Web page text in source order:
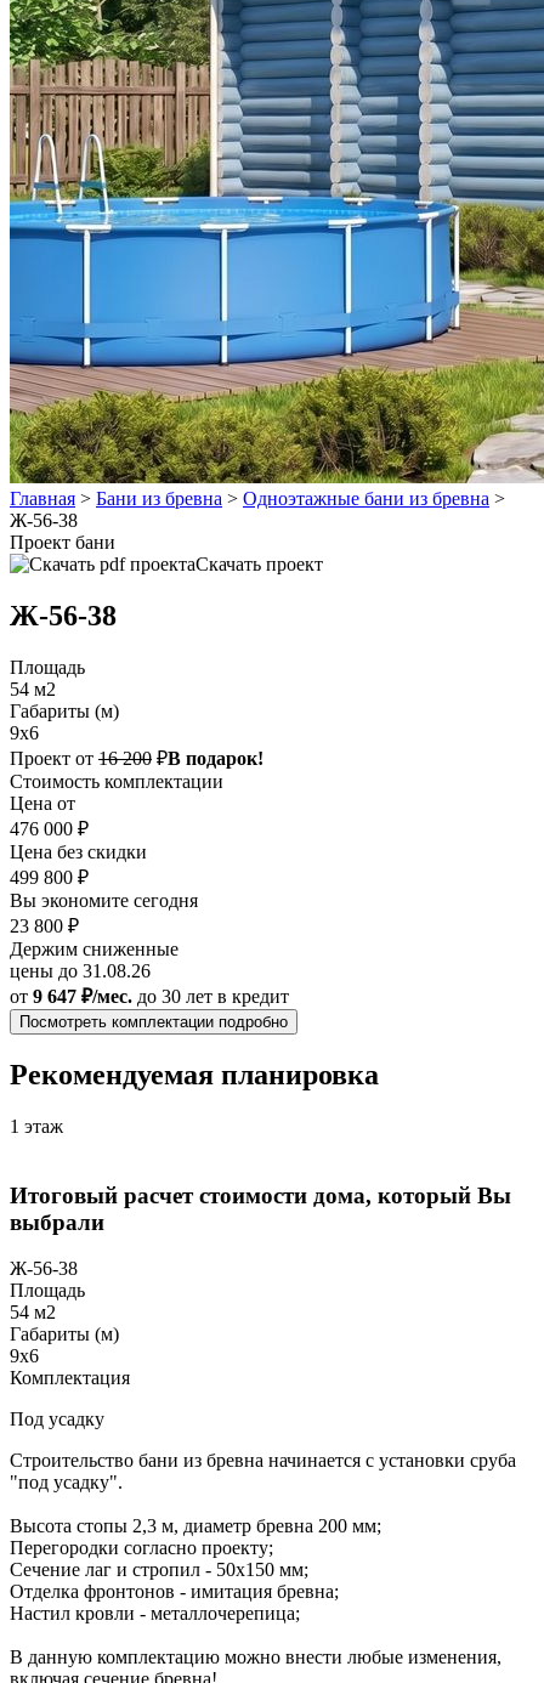
Главная > Бани из бревна > Одноэтажные бани из бревна >
Ж-56-38
Проект бани
Скачать проект
Ж-56-38
Площадь
54 м2
Габариты (м)
9x6
Проект от 16 200 ₽В подарок!
Стоимость комплектации
Цена от
476 000 ₽
Цена без скидки
499 800 ₽
Вы экономите сегодня
23 800 ₽
Держим сниженные
цены до 31.08.26
от 9 647 ₽/мес. до 30 лет в кредит
Посмотреть комплектации подробно
Рекомендуемая планировка
1 этаж
Итоговый расчет стоимости дома, который Вы
выбрали
Ж-56-38
Площадь
54 м2
Габариты (м)
9x6
Комплектация
Под усадку
Строительство бани из бревна начинается с установки сруба
"под усадку".
Высота стопы 2,3 м, диаметр бревна 200 мм;
Перегородки согласно проекту;
Сечение лаг и стропил - 50х150 мм;
Отделка фронтонов - имитация бревна;
Настил кровли - металлочерепица;
В данную комплектацию можно внести любые изменения,